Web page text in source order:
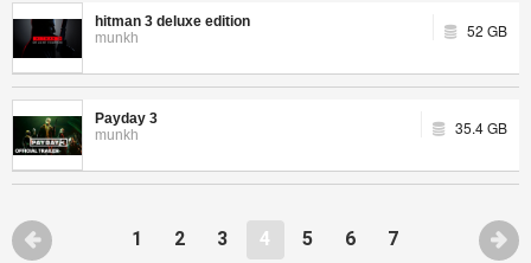
hitman 3 deluxe edition
munkh
52 GB
Payday 3
munkh
35.4 GB
1 2 3 4 5 6 7